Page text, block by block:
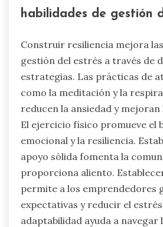
habilidades de gestión
Construir resiliencia mejora
gestión del estrés a través de
estrategias. Las prácticas de
como la meditación y la
reducen la ansiedad y
El ejercicio físico promueve el
emocional y la resiliencia.
apoyo sólida fomenta la
proporciona aliento.
permite a los emprendedores
expectativas y reducir el
adaptabilidad ayuda a navegar